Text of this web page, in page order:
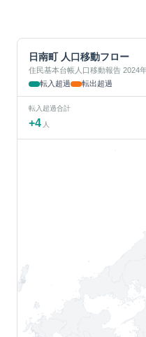
日南町人口移動フロー
住民基本台帳人口移動報告 2024
転入超過
転出超過
転入超過合計
+4 人